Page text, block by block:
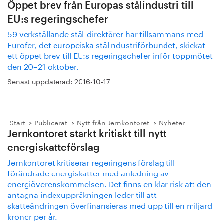
Öppet brev från Europas stålindustri till
EU:s regeringschefer
59 verkställande stål-direktörer har tillsammans med
Eurofer, det europeiska stålindustriförbundet, skickat
ett öppet brev till EU:s regeringschefer inför toppmötet
den 20–21 oktober.
Senast uppdaterad: 2016-10-17
Start Publicerat Nytt från Jernkontoret Nyheter
Jernkontoret starkt kritiskt till nytt
energiskatteförslag
Jernkontoret kritiserar regeringens förslag till
förändrade energiskatter med anledning av
energiöverenskommelsen. Det finns en klar risk att den
antagna indexuppräkningen leder till att
skatteändringen överfinansieras med upp till en miljard
kronor per år.